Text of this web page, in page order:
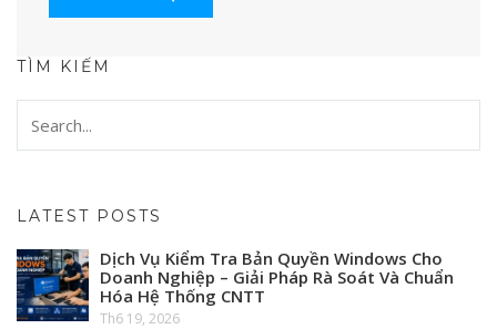
TÌM KIẾM
LATEST POSTS
Dịch Vụ Kiểm Tra Bản Quyền Windows Cho
Doanh Nghiệp – Giải Pháp Rà Soát Và Chuẩn
Hóa Hệ Thống CNTT
Th6 19, 2026